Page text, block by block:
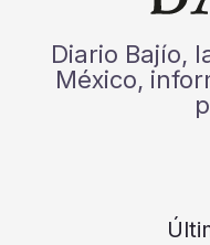
Diario Bajío,
México,